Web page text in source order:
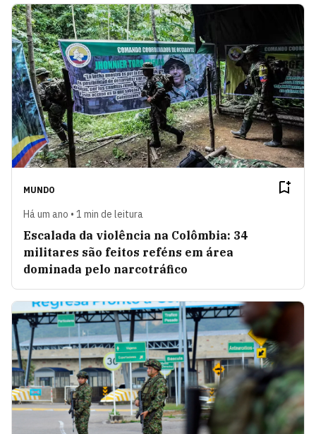
MUNDO
Há um ano • 1 min de leitura
Escalada da violência na Colômbia: 34
militares são feitos reféns em área
dominada pelo narcotráfico